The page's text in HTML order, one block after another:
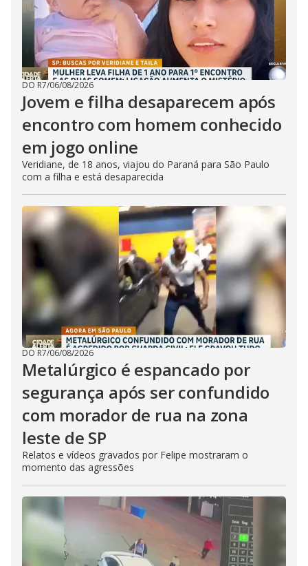
DO R7/06/08/2026
Jovem e filha desaparecem após
encontro com homem conhecido
em jogo online
Veridiane, de 18 anos, viajou do Paraná para São Paulo
com a filha e está desaparecida
DO R7/06/08/2026
Metalúrgico é espancado por
segurança após ser confundido
com morador de rua na zona
leste de SP
Relatos e vídeos gravados por Felipe mostraram o
momento das agressões